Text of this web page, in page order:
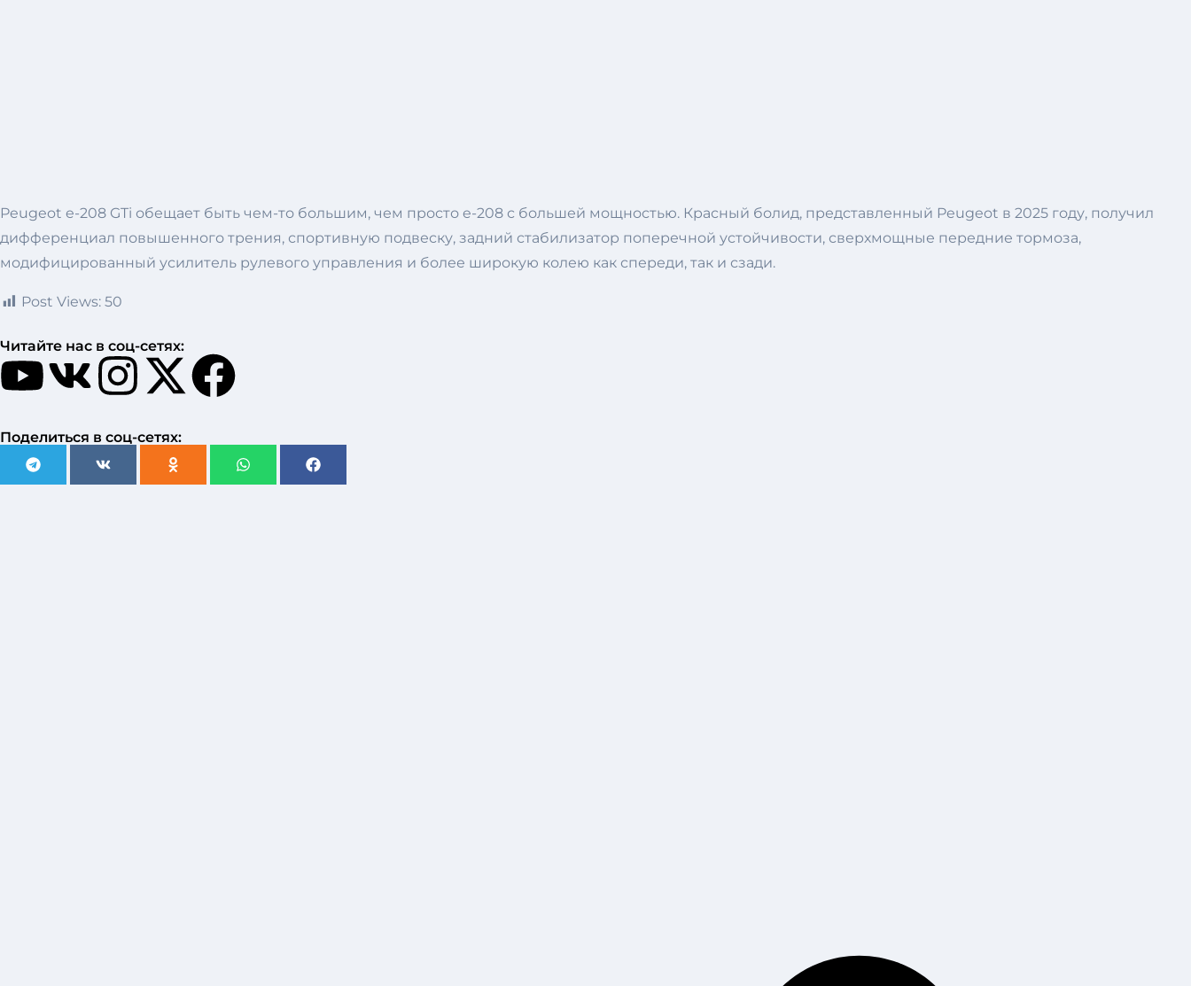
Peugeot e-208 GTi обещает быть чем-то большим, чем просто e-208 с большей мощностью. Красный болид, представленный Peugeot в 2025 году, получил
дифференциал повышенного трения, спортивную подвеску, задний стабилизатор поперечной устойчивости, сверхмощные передние тормоза,
модифицированный усилитель рулевого управления и более широкую колею как спереди, так и сзади.
Post Views: 50
Читайте нас в соц-сетях:
Поделиться в соц-сетях: